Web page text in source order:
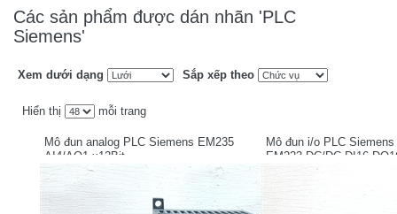
Các sản phẩm được dán nhãn 'PLC
Siemens'
Xem dưới dạng Sắp xếp theo
Hiển thị mỗi trang
Mô đun analog PLC Siemens EM235
AI4/AQ1 x12Bit
Mô đun i/o PLC Siemens
EM223 DC/DC DI16